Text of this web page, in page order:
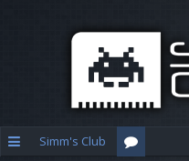
Simm's Club